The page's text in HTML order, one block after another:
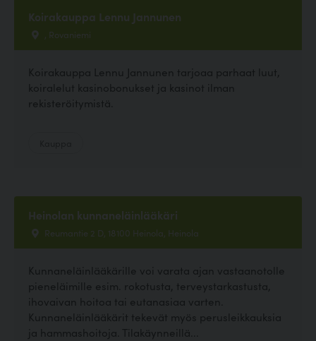
Koirakauppa Lennu Jannunen
, Rovaniemi
Koirakauppa Lennu Jannunen tarjoaa parhaat luut,
koiralelut kasinobonukset ja kasinot ilman
rekisteröitymistä.
Heinolan kunnaneläinlääkäri
Reumantie 2 D, 18100 Heinola, Heinola
Kunnaneläinlääkärille voi varata ajan vastaanotolle
pieneläimille esim. rokotusta, terveystarkastusta,
ihovaivan hoitoa tai eutanasiaa varten.
Kunnaneläinlääkärit tekevät myös perusleikkauksia
ja hammashoitoja. Tilakäynneillä...